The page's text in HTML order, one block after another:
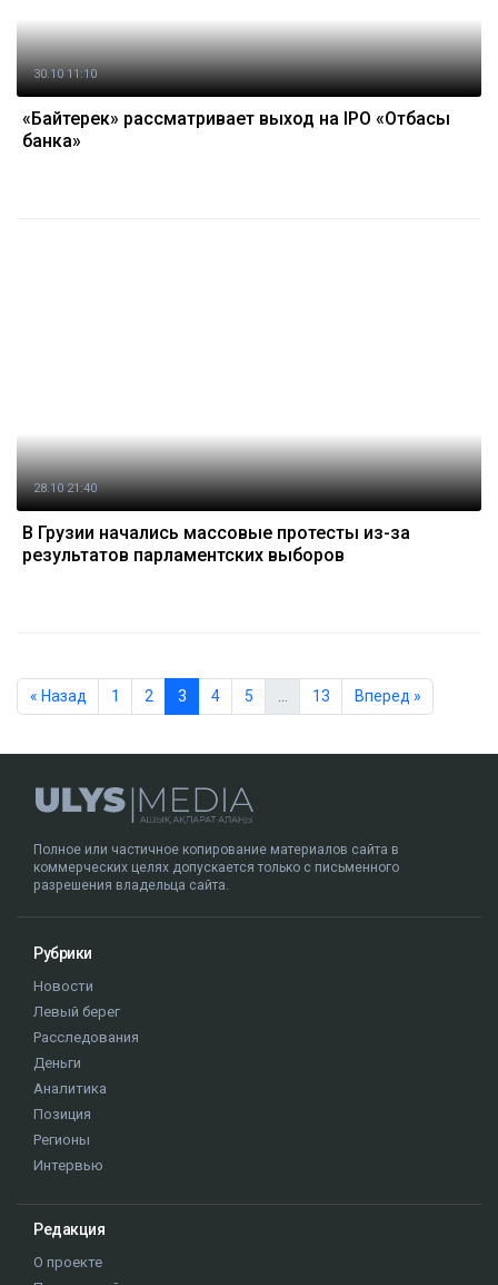
30.10 11:10
«Байтерек» рассматривает выход на IPO «Отбасы
банка»
28.10 21:40
В Грузии начались массовые протесты из-за
результатов парламентских выборов
« Назад 1 2 3 4 5 … 13 Вперед »
Полное или частичное копирование материалов сайта в
коммерческих целях допускается только с письменного
разрешения владельца сайта.
Рубрики
Новости
Левый берег
Расследования
Деньги
Аналитика
Позиция
Регионы
Интервью
Редакция
О проекте